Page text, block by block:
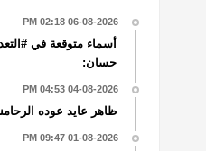
06-08-2026 02:18 PM
أسماء متوقعة في
حسان:
04-08-2026 04:53 PM
ظاهر عايد عوده
01-08-2026 09:47 PM